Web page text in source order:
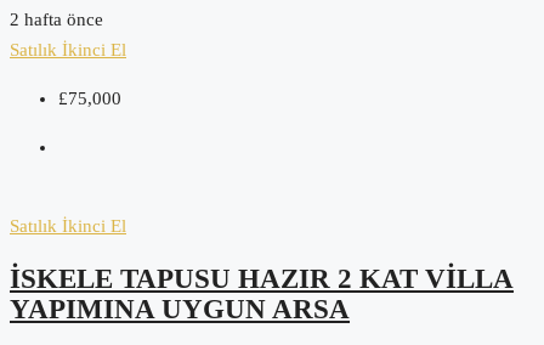
2 hafta önce
Satılık İkinci El
£75,000
Satılık İkinci El
İSKELE TAPUSU HAZIR 2 KAT VILLA
YAPIMINA UYGUN ARSA